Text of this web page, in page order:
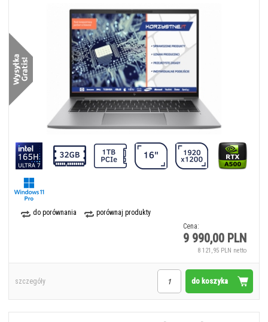
do porównania
porównaj produkty
Cena:
9 990,00 PLN
8 121,95 PLN netto
do koszyka
szczegóły